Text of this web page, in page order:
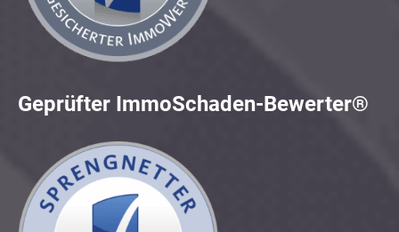
Geprüfter ImmoSchaden-Bewerter®